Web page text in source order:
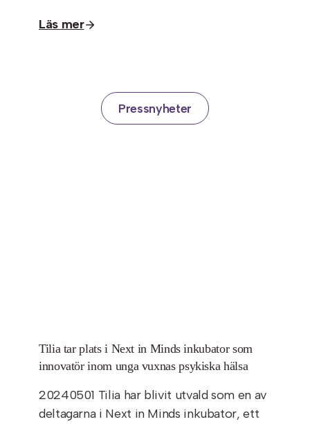
Läs mer
Pressnyheter
Tilia tar plats i Next in Minds inkubator som
innovatör inom unga vuxnas psykiska hälsa
20240501 Tilia har blivit utvald som en av
deltagarna i Next in Minds inkubator, ett